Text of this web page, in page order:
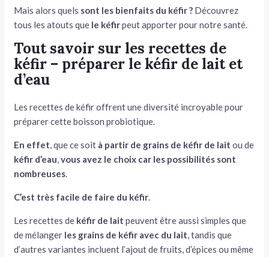
Mais alors quels sont les bienfaits du kéfir ? Découvrez
tous les atouts que le kéfirpeut apporter pour notre santé.
Tout savoir sur les recettes de
kéfir – préparer le kéfir de lait et
d’eau
Les recettes de kéfir offrent une diversité incroyable pour
préparer cette boisson probiotique.
En effet, que ce soit à partir de grains de kéfir de lait ou de
kéfir d’eau,vous avez le choix car les possibilités sont
nombreuses.
C’est très facile de faire du kéfir.
Les recettes de kéfir de lait peuvent être aussi simples que
de mélanger les grains de kéfir avec du lait, tandis que
d’autres variantes incluent l’ajout de fruits, d’épices ou même